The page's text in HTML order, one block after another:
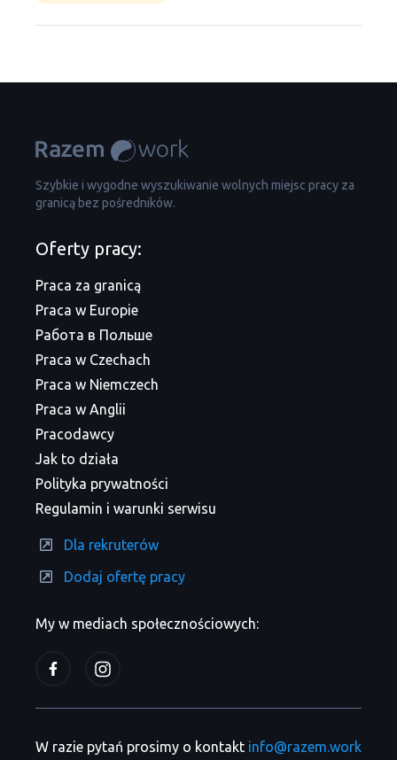
Szybkie i wygodne wyszukiwanie wolnych miejsc pracy za
granicą bez pośredników.
My w mediach społecznościowych:
Oferty pracy:
Praca za granicą
Praca w Europie
Работа в Польше
Praca w Czechach
Praca w Niemczech
Praca w Anglii
Pracodawcy
Jak to działa
Polityka prywatności
Regulamin i warunki serwisu
Dla rekruterów
Dodaj ofertę pracy
W razie pytań prosimy o kontakt info@razem.work